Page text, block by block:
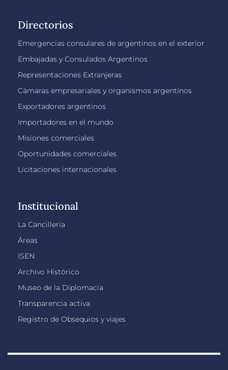
Directorios
Emergencias consulares de argentinos en el exterior
Embajadas y Consulados Argentinos
Representaciones Extranjeras
Cámaras empresariales y organismos argentinos
Exportadores argentinos
Importadores en el mundo
Misiones comerciales
Oportunidades comerciales
Licitaciones internacionales
Institucional
La Cancillería
Áreas
ISEN
Archivo Histórico
Museo de la Diplomacia
Transparencia activa
Registro de Obsequios y viajes